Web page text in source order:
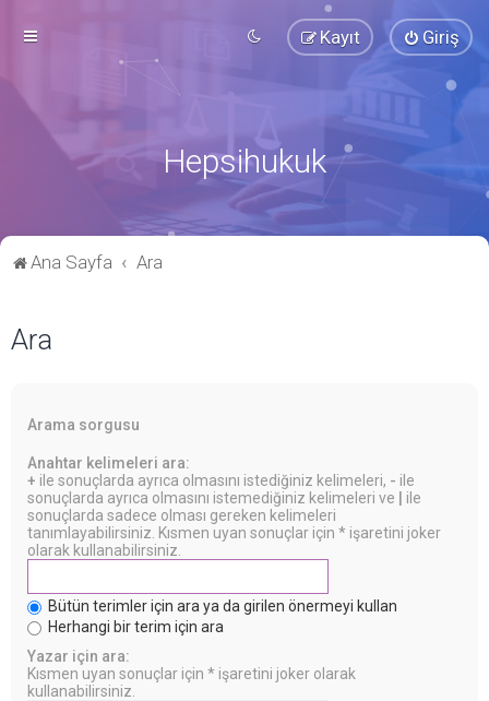
Giriş
Kayıt
Hepsihukuk
Ana Sayfa Ara
Ara
Arama sorgusu
Anahtar kelimeleri ara:
+ ile sonuçlarda ayrıca olmasını istediğiniz kelimeleri, - ile
sonuçlarda ayrıca olmasını istemediğiniz kelimeleri ve
ile
sonuçlarda sadece olması gereken kelimeleri
tanımlayabilirsiniz. Kısmen uyan sonuçlar için * işaretini joker
olarak kullanabilirsiniz.
Bütün terimler için ara ya da girilen önermeyi kullan
Herhangi bir terim için ara
Yazar için ara:
Kısmen uyan sonuçlar için * işaretini joker olarak
kullanabilirsiniz.